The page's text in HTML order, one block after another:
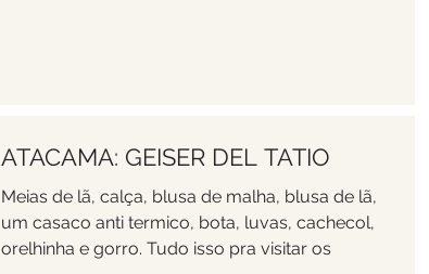
ATACAMA: GEISER DEL TATIO
Meias de lã, calça, blusa de malha, blusa de lã,
um casaco anti termico, bota, luvas, cachecol,
orelhinha e gorro. Tudo isso pra visitar os